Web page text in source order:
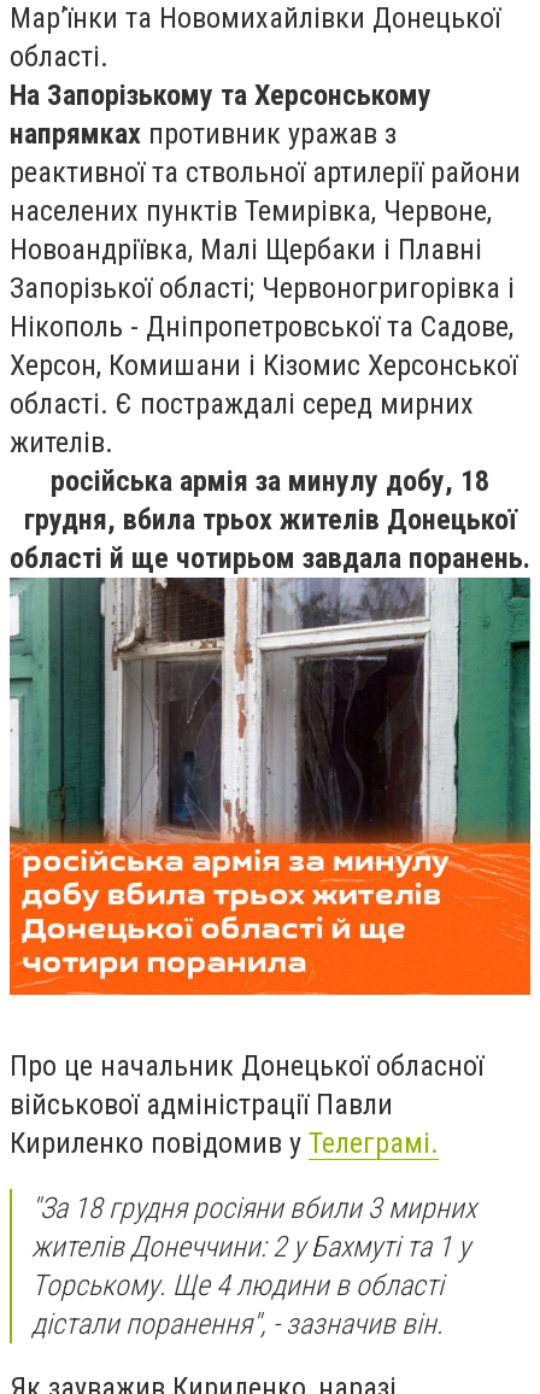
Мар’їнки та Новомихайлівки Донецької
області.
На Запорізькому та Херсонському
напрямках противник уражав з
реактивної та ствольної артилерії райони
населених пунктів Темирівка, Червоне,
Новоандріївка, Малі Щербаки і Плавні
Запорізької області; Червоногригорівка і
Нікополь - Дніпропетровської та Садове,
Херсон, Комишани і Кізомис Херсонської
області. Є постраждалі серед мирних
жителів.
російська армія за минулу добу, 18
грудня, вбила трьох жителів Донецької
області й ще чотирьом завдала поранень.
Про це начальник Донецької обласної
військової адміністрації Павли
Кириленко повідомив у Телеграмі.
"За 18 грудня росіяни вбили 3 мирних
жителів Донеччини: 2 у Бахмуті та 1 у
Торському. Ще 4 людини в області
дістали поранення", - зазначив він.